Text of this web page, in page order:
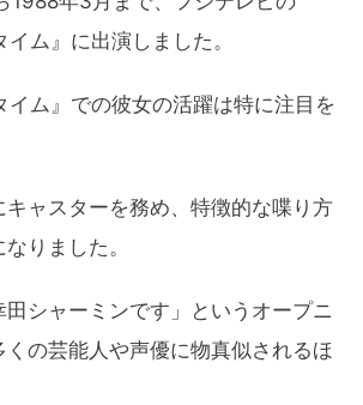
イム』に出演しました。
イム』での彼女の活躍は特に注目を
ャスターを務め、特徴的な喋り方
りました。
田シャーミンです」というオープニ
くの芸能人や声優に物真似されるほ